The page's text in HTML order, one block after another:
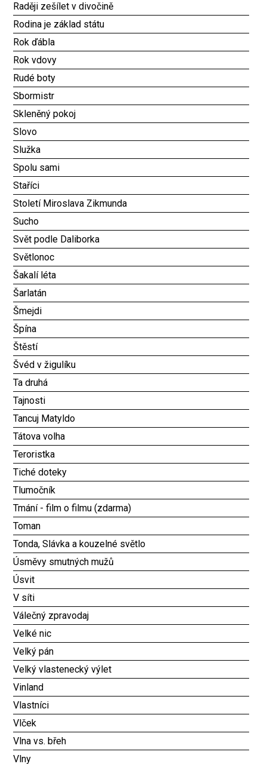
Raději zešílet v divočině
Rodina je základ státu
Rok ďábla
Rok vdovy
Rudé boty
Sbormistr
Skleněný pokoj
Slovo
Služka
Spolu sami
Staříci
Století Miroslava Zikmunda
Sucho
Svět podle Daliborka
Světlonoc
Šakalí léta
Šarlatán
Šmejdi
Špína
Štěstí
Švéd v žigulíku
Ta druhá
Tajnosti
Tancuj Matyldo
Tátova volha
Teroristka
Tiché doteky
Tlumočník
Tmání - film o filmu (zdarma)
Toman
Tonda, Slávka a kouzelné světlo
Úsměvy smutných mužů
Úsvit
V síti
Válečný zpravodaj
Velké nic
Velký pán
Velký vlastenecký výlet
Vinland
Vlastníci
Vlček
Vlna vs. břeh
Vlny